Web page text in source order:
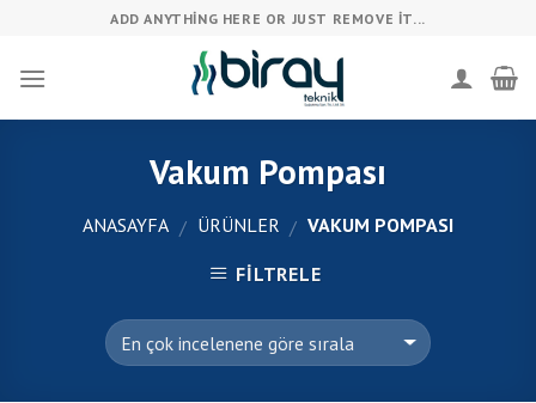
content
ADD ANYTHING HERE OR JUST REMOVE IT...
Vakum Pompası
ANASAYFA / ÜRÜNLER / VAKUM POMPASI
FILTRELE